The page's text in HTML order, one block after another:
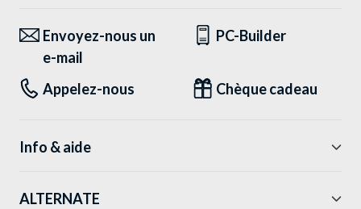
Envoyez-nous un
e-mail
PC-Builder
Appelez-nous Chèque cadeau
Info & aide
ALTERNATE